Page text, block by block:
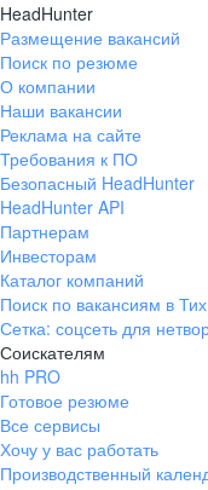
HeadHunter
Размещение вакансий
Поиск по резюме
О компании
Наши вакансии
Реклама на сайте
Требования к ПО
Безопасный HeadHunter
HeadHunter API
Партнерам
Инвесторам
Каталог компаний
Поиск по вакансиям в
Сетка: соцсеть для
Соискателям
hh PRO
Готовое резюме
Все сервисы
Хочу у вас работать
Производственный